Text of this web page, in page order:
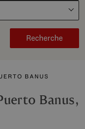
Recherche
BANUS
Banus,